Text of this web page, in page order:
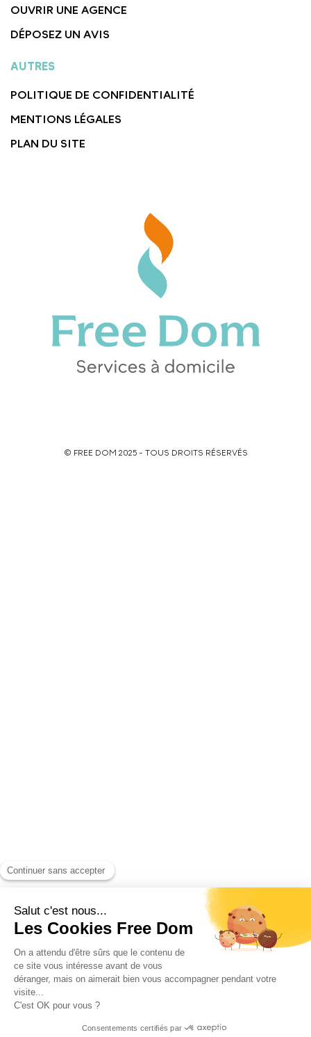
OUVRIR UNE AGENCE
DÉPOSEZ UN AVIS
AUTRES
POLITIQUE DE CONFIDENTIALITÉ
MENTIONS LÉGALES
PLAN DU SITE
© FREE DOM 2025 - TOUS DROITS RÉSERVÉS